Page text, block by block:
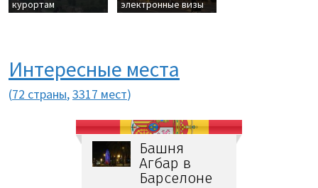
курортам электронные визы
Интересные места
(72 страны,3317 мест)
Башня
Агбар в
Барселоне